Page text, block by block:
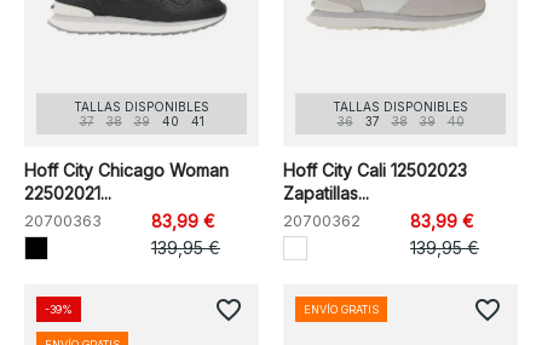
TALLAS DISPONIBLES
37
38 39 40 41
Hoff City Chicago Woman
22502021...
20700363
83,99 €
139,95 €
TALLAS DISPONIBLES
36
37 38 39 40
Hoff City Cali 12502023
Zapatillas...
20700362
83,99 €
139,95 €
-39% favorite_border ENVÍO GRATIS favorite_border